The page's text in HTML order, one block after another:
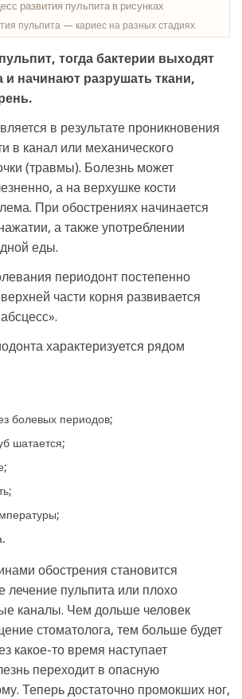
пульпита — кариес на разных стадиях
тогда бактерии выходят
и начинают разрушать ткани,
в результате проникновения
в канал или механического
(травмы). Болезнь может
а на верхушке кости
При обострениях начинается
а также употреблении
еды.
периодонт постепенно
части корня развивается
характеризуется рядом
болевых периодов;
шатается;
обострения становится
лечение пульпита или плохо
каналы. Чем дольше человек
стоматолога, тем больше будет
какое-то время наступает
переходит в опасную
Теперь достаточно промокших ног,